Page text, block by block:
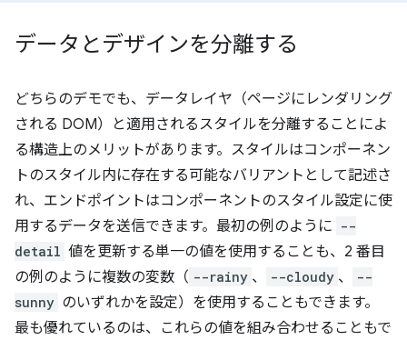
データとデザインを分離する
どちらのデモでも、データレイヤ（ページにレンダリング
される DOM）と適用されるスタイルを分離することによ
る構造上のメリットがあります。スタイルはコンポーネン
トのスタイル内に存在する可能なバリアントとして記述さ
れ、エンドポイントはコンポーネントのスタイル設定に使
用するデータを送信できます。最初の例のように --
detail 値を更新する単一の値を使用することも、2 番目
の例のように複数の変数（ --rainy 、 --cloudy 、
--
sunny のいずれかを設定）を使用することもできます。
最も優れているのは、これらの値を組み合わせることもで